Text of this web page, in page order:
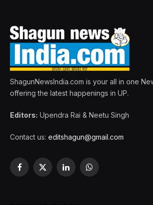
ShagunNewsIndia.com is your all in one
offering the latest happenings in UP.
Editors: Upendra Rai & Neetu Singh
Contact us: editshagun@gmail.com
Facebook
X
LinkedInWhatsApp